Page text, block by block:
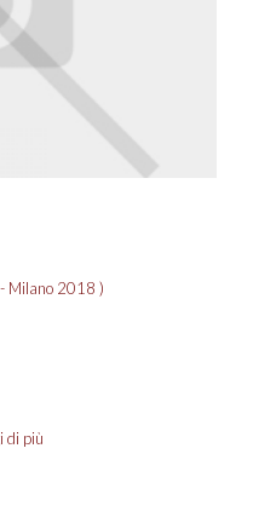
Milano 2018 )
di più